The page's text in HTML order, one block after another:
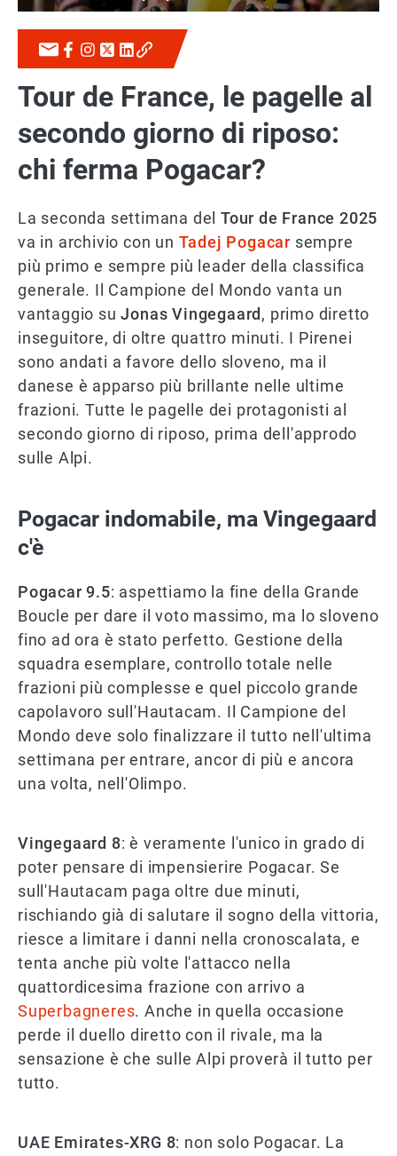
Tour de France, le pagelle al
secondo giorno di riposo:
chi ferma Pogacar?
La seconda settimana del Tour de France 2025
va in archivio con un Tadej Pogacar sempre
più primo e sempre più leader della classifica
generale. Il Campione del Mondo vanta un
vantaggio suJonas Vingegaard , primo diretto
inseguitore, di oltre quattro minuti. I Pirenei
sono andati a favore dello sloveno, ma il
danese è apparso più brillante nelle ultime
frazioni. Tutte le pagelle dei protagonisti al
secondo giorno di riposo, prima dell'approdo
sulle Alpi.
Pogacar indomabile, ma Vingegaard
c'è
Pogacar 9.5: aspettiamo la fine della Grande
Boucle per dare il voto massimo, ma lo sloveno
fino ad ora è stato perfetto. Gestione della
squadra esemplare, controllo totale nelle
frazioni più complesse e quel piccolo grande
capolavoro sull'Hautacam. Il Campione del
Mondo deve solo finalizzare il tutto nell'ultima
settimana per entrare, ancor di più e ancora
una volta, nell'Olimpo.
Vingegaard 8: è veramente l'unico in grado di
poter pensare di impensierire Pogacar. Se
sull'Hautacam paga oltre due minuti,
rischiando già di salutare il sogno della vittoria,
riesce a limitare i danni nella cronoscalata, e
tenta anche più volte l'attacco nella
quattordicesima frazione con arrivo a
Superbagneres. Anche in quella occasione
perde il duello diretto con il rivale, ma la
sensazione è che sulle Alpi proverà il tutto per
tutto.
UAE Emirates-XRG 8: non solo Pogacar. La